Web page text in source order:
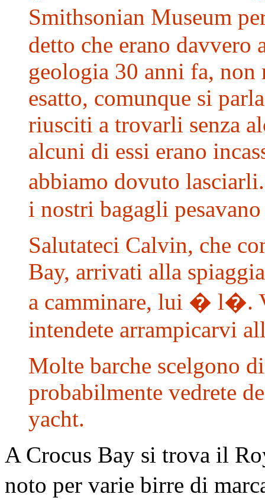
Smithsonian Museum
detto che erano
geologia 30 anni fa,
esatto, comunque si
riusciti a trovarli senza
alcuni di essi erano
abbiamo dovuto
i nostri bagagli
Salutateci Calvin, che
Bay, arrivati alla
a camminare, lui � l�.
intendete arrampicarvi
Molte barche scelgono
probabilmente vedrete
yacht.
A Crocus Bay si trova il
noto per varie birre di